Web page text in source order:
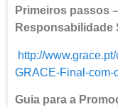
Primeiros passos
Responsabilidade
http://
GRACE-Final-com-
Guia para a